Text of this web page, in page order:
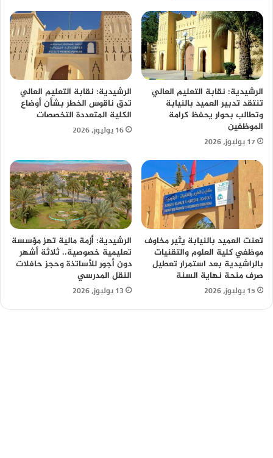
الرشيدية: نقابة التعليم العالي
تنتقد تدبير العميد بالنيابة
وتطالب بحوار يحفظ كرامة
الموظفين
17 يوليوز، 2026
الرشيدية: نقابة التعليم العالي
تدق ناقوس الخطر بشأن أوضاع
الكلية المتعددة التخصصات
16 يوليوز، 2026
تعنت العميد بالنيابة يثير مخاوف
موظفي كلية العلوم والتقنيات
بالراشيدية بعد استمرار تعطيل
صرف منحة نهاية السنة
15 يوليوز، 2026
الرشيدية: أزمة مالية تهز مؤسسة
تعليمية خصوصية.. ثلاثة أشهر
دون أجور للأساتذة وحجز حافلات
النقل المدرسي
13 يوليوز، 2026